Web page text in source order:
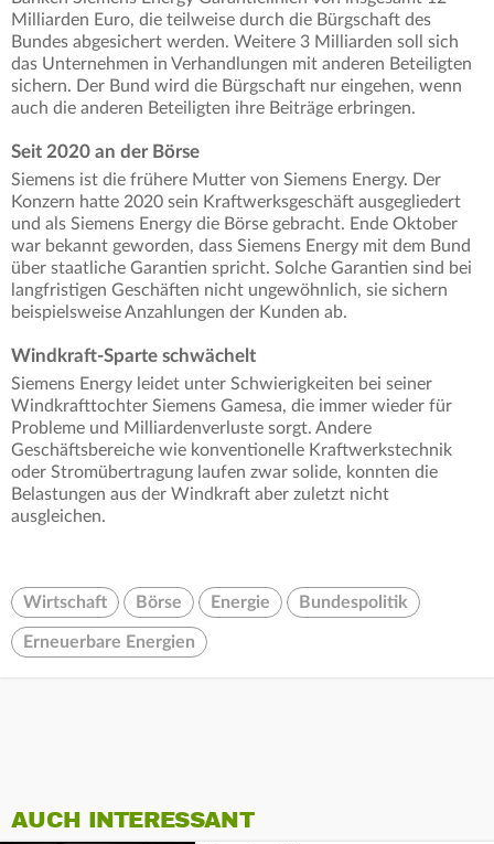
Milliarden Euro, die teilweise durch die Bürgschaft des
Bundes abgesichert werden. Weitere 3 Milliarden soll sich
das Unternehmen in Verhandlungen mit anderen Beteiligten
sichern. Der Bund wird die Bürgschaft nur eingehen, wenn
auch die anderen Beteiligten ihre Beiträge erbringen.
Seit 2020 an der Börse
Siemens ist die frühere Mutter von Siemens Energy. Der
Konzern hatte 2020 sein Kraftwerksgeschäft ausgegliedert
und als Siemens Energy die Börse gebracht. Ende Oktober
war bekannt geworden, dass Siemens Energy mit dem Bund
über staatliche Garantien spricht. Solche Garantien sind bei
langfristigen Geschäften nicht ungewöhnlich, sie sichern
beispielsweise Anzahlungen der Kunden ab.
Windkraft-Sparte schwächelt
Siemens Energy leidet unter Schwierigkeiten bei seiner
Windkrafttochter Siemens Gamesa, die immer wieder für
Probleme und Milliardenverluste sorgt. Andere
Geschäftsbereiche wie konventionelle Kraftwerkstechnik
oder Stromübertragung laufen zwar solide, konnten die
Belastungen aus der Windkraft aber zuletzt nicht
ausgleichen.
Wirtschaft Börse Energie Bundespolitik
Erneuerbare Energien
AUCH INTERESSANT